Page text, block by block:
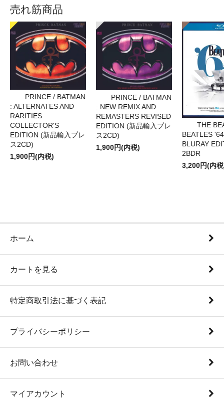
売れ筋商品
PRINCE / BATMAN
: ALTERNATES AND
RARITIES
COLLECTOR'S
EDITION (新品輸入プレ
ス2CD)
1,900円(内税)
PRINCE / BATMAN
: NEW REMIX AND
REMASTERS REVISED
EDITION (新品輸入プレ
ス2CD)
1,900円(内税)
THE
BEATLES
BLURAY
2BDR
3,200円(内
ホーム
カートを見る
特定商取引法に基づく表記
プライバシーポリシー
お問い合わせ
マイアカウント